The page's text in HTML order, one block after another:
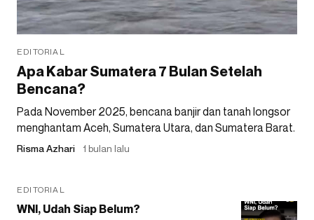
EDITORIAL
Apa Kabar Sumatera 7 Bulan Setelah
Bencana?
Pada November 2025, bencana banjir dan tanah longsor
menghantam Aceh, Sumatera Utara, dan Sumatera Barat.
Risma Azhari 1 bulan lalu
EDITORIAL
WNI, Udah Siap Belum?